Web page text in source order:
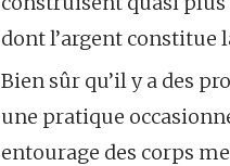
dont l’argent constitue
Bien sûr qu’il y a des
une pratique
entourage des corps